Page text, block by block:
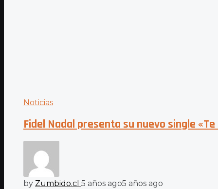
Noticias
Fidel Nadal presenta su nuevo single
by Zumbido.cl 5 años ago5 años ago